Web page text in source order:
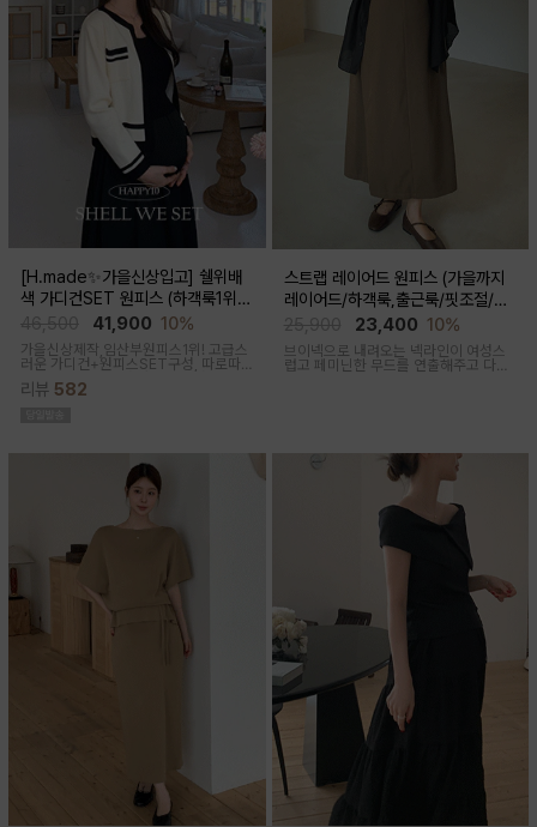
[H.made✨가을신상입고] 쉘위배
색 가디건SET 원피스 (하객룩1위/
고급미/가디건SET/임산부,출산후,
누구나예쁜핏)
41,900 10%
가을신상제작,임산부원피스1위! 고급스
러운 가디건+원피스SET구성, 따로따
리뷰 582
스트랩 레이어드 원피스 (가을까지
레이어드/하객룩,출근룩/핏조절/임
산부,출산후 착용가능)
23,400 10%
브이넥으로 내려오는 넥라인이 여성스
럽고 페미닌한 무드를 연출해주고 다양